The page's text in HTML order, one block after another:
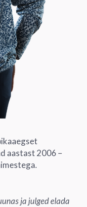
aastast 2006 –
ja julged elada